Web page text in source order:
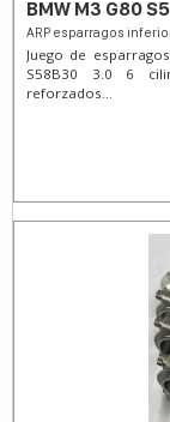
BMW M3 G80
ARP esparragos
Juego de
S58B30 3.0 6
reforzados...